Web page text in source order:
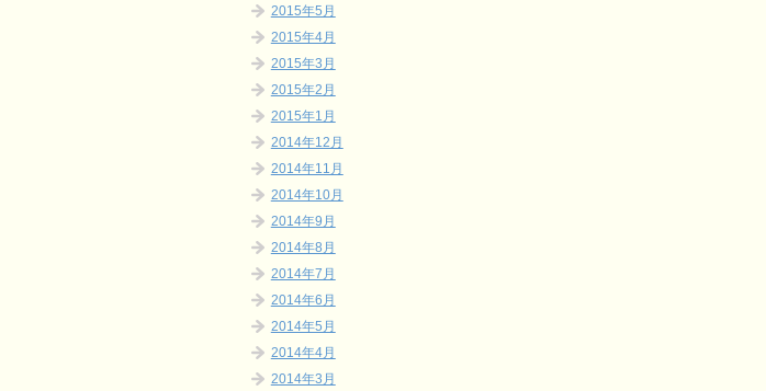
2015年5月
2015年4月
2015年3月
2015年2月
2015年1月
2014年12月
2014年11月
2014年10月
2014年9月
2014年8月
2014年7月
2014年6月
2014年5月
2014年4月
2014年3月